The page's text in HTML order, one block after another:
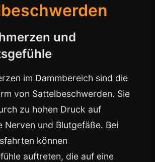
und
im Dammbereich sind die
von Sattelbeschwerden. Sie
zu hohen Druck auf
Nerven und Blutgefäße. Bei
können
auftreten, die auf eine